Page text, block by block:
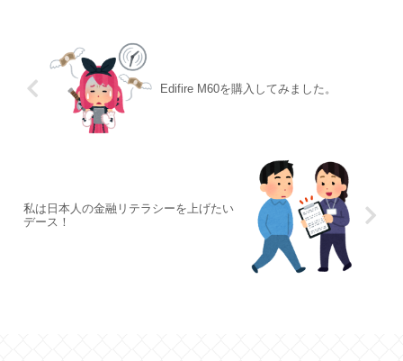
Edifire M60を購入してみました。
私は日本人の金融リテラシーを上げたい
デース！